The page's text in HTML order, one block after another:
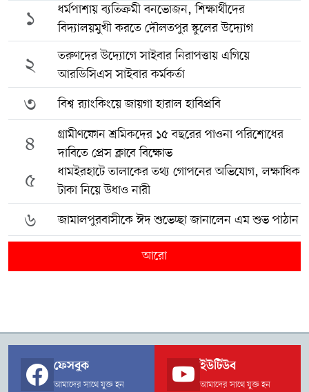
১
ধর্মপাশায় ব্যতিক্রমী বনভোজন, শিক্ষার্থীদের
বিদ্যালয়মুখী করতে দৌলতপুর স্কুলের উদ্যোগ
২
তরুণদের উদ্যোগে সাইবার নিরাপত্তায় এগিয়ে
আরডিসিএস সাইবার কর্মকর্তা
৩ বিশ্ব র‍্যাংকিংয়ে জায়গা হারাল হাবিপ্রবি
৪
গ্রামীণফোন শ্রমিকদের ১৫ বছরের পাওনা পরিশোধের
দাবিতে প্রেস ক্লাবে বিক্ষোভ
৫
ধামইরহাটে তালাকের তথ্য গোপনের অভিযোগ, লক্ষাধিক
টাকা নিয়ে উধাও নারী
৬ জামালপুরবাসীকে ঈদ শুভেচ্ছা জানালেন এম শুভ পাঠান
আরো
ফেসবুক
আমাদের সাথে যুক্ত হন
ইউটিউব
আমাদের সাথে যুক্ত হন